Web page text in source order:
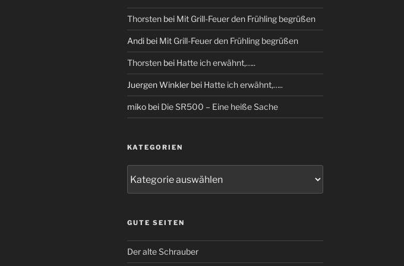
Thorsten bei Mit Grill-Feuer den Frühling begrüßen
Andi bei Mit Grill-Feuer den Frühling begrüßen
Thorsten bei Hatte ich erwähnt,…..
Juergen Winkler bei Hatte ich erwähnt,…..
miko bei Die SR500 – Eine heiße Sache
KATEGORIEN
GUTE SEITEN
Der alte Schrauber